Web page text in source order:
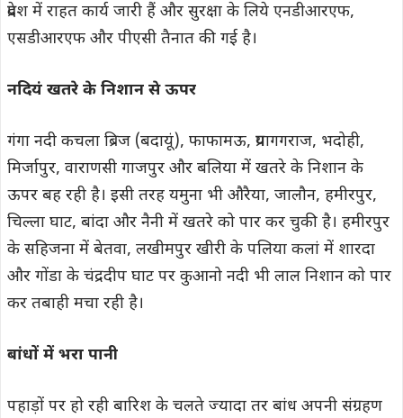
प्रदेश में राहत कार्य जारी हैं और सुरक्षा के लिये एनडीआरएफ,
एसडीआरएफ और पीएसी तैनात की गई है।
नदियं खतरे के निशान से ऊपर
गंगा नदी कचला ब्रिज (बदायूं), फाफामऊ, प्रयागगराज, भदोही,
मिर्जापुर, वाराणसी गाजपुर और बलिया में खतरे के निशान के
ऊपर बह रही है। इसी तरह यमुना भी औरैया, जालौन, हमीरपुर,
चिल्ला घाट, बांदा और नैनी में खतरे को पार कर चुकी है। हमीरपुर
के सहिजना में बेतवा, लखीमपुर खीरी के पलिया कलां में शारदा
और गोंडा के चंद्रदीप घाट पर कुआनो नदी भी लाल निशान को पार
कर तबाही मचा रही है।
बांधों में भरा पानी
पहाड़ों पर हो रही बारिश के चलते ज्यादा तर बांध अपनी संग्रहण